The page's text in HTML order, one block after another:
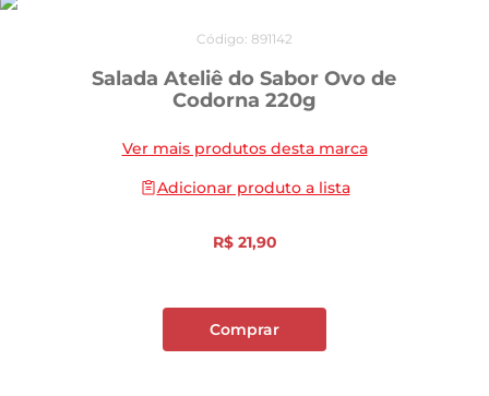
Código: 891142
Salada Ateliê do Sabor Ovo de
Codorna 220g
Ver mais produtos desta marca
Adicionar produto a lista
R$ 21,90
Comprar